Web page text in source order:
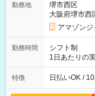
☆Amazon直雇用で安
あり 試用期
です。
勤務地
堺市西区
大阪府堺市西
アマゾン
勤務時間
シフト制
1日あたりの
特徴 日払いOK /